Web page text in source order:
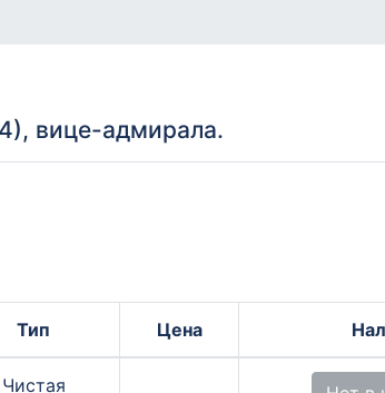
вице-адмирала.
Тип Цена
Чистая